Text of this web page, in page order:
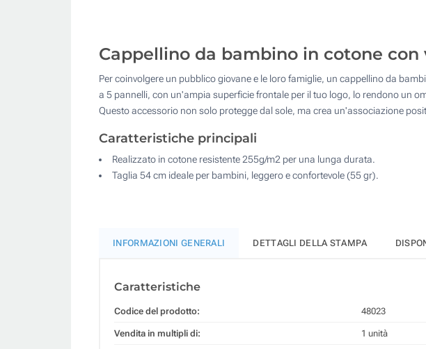
Cappellino da bambino in cotone con
Per coinvolgere un pubblico giovane e le loro famiglie, un cappellino da
a 5 pannelli, con un'ampia superficie frontale per il tuo logo, lo rendono un
Questo accessorio non solo protegge dal sole, ma crea un'associazione
Caratteristiche principali
Realizzato in cotone resistente 255g/m2 per una lunga durata.
Taglia 54 cm ideale per bambini, leggero e confortevole (55 gr).
INFORMAZIONI GENERALI DETTAGLI DELLA STAMPA
Caratteristiche
Codice del prodotto: 48023
Vendita in multipli di: 1 unità